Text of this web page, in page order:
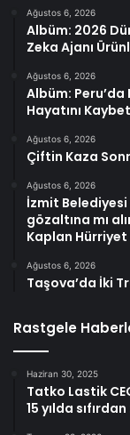
Ağustos 6, 2026
Albüm: 2026
Zeka Ajanı
Ağustos 6, 2026
Albüm: Peru’da
Hayatını
Ağustos 6, 2026
Çiftin Kaza
Ağustos 6, 2026
İzmit
gözaltına mı
Kaplan Hürriyet
Ağustos 6, 2026
Taşova’da İki
Rastgele
Haziran 30, 2025
Tatko Lastik
15 yılda